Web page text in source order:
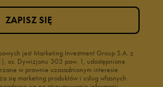
jest Marketing Investment Group S.A. z
os. Dywizjonu 303 paw. 1, udostępnione
w prawnie uzasadnionym interesie
się marketing produktów i usług własnych.
ZAPISZ SIĘ